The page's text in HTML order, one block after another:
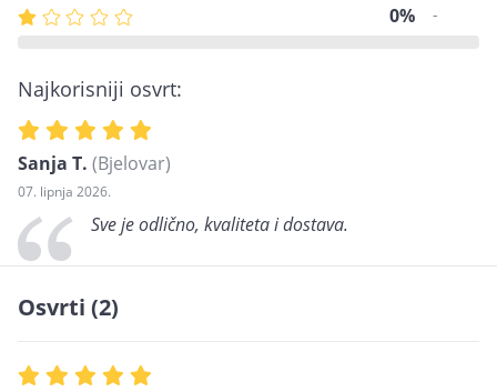
0% -
Najkorisniji osvrt:
Sanja T. (Bjelovar)
07. lipnja 2026.
Sve je odlično, kvaliteta i dostava.
Osvrti (2)